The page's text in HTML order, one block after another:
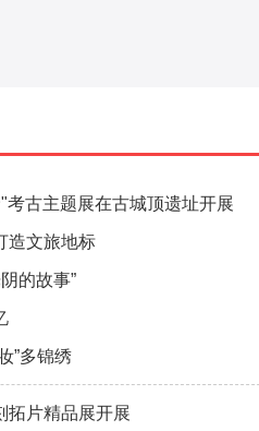
考古主题展在古城顶遗址开展
造文旅地标
的故事”
”多锦绣
片精品展开展